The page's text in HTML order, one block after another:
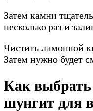
Затем камни
несколько раз и
Чистить лимонной
Затем нужно будет
Как выбрать
шунгит для